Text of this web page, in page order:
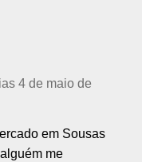
4 de maio de
em Sousas
me